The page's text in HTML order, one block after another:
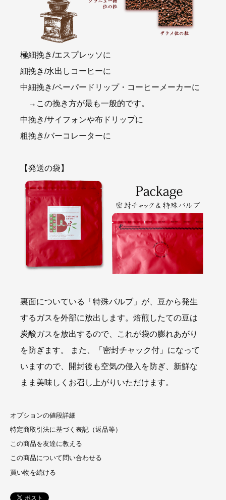
極細挽き/エスプレッソに
細挽き/水出しコーヒーに
中細挽き/ペーパードリップ・コーヒーメーカーに
→この挽き方が最も一般的です。
中挽き/サイフォンや布ドリップに
粗挽き/バーコレーターに
【発送の袋】
裏面についている「特殊バルブ」が、豆から発生
するガスを外部に放出します。焙煎したての豆は
炭酸ガスを放出するので、これが袋の膨れあがり
を防ぎます。 また、「密封チャック付」になって
いますので、開封後も空気の侵入を防ぎ、新鮮な
まま美味しくお召し上がりいただけます。
オプションの値段詳細
特定商取引法に基づく表記（返品等）
この商品を友達に教える
この商品について問い合わせる
買い物を続ける